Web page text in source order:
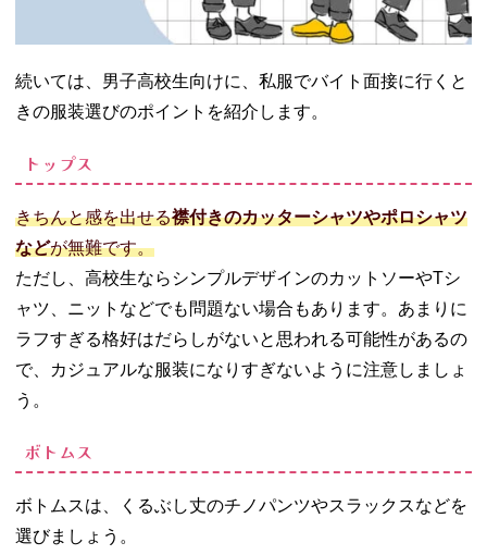
続いては、男子高校生向けに、私服でバイト面接に行くと
きの服装選びのポイントを紹介します。
トップス
きちんと感を出せる襟付きのカッターシャツやポロシャツ
などが無難です。
ただし、高校生ならシンプルデザインのカットソーやTシ
ャツ、ニットなどでも問題ない場合もあります。あまりに
ラフすぎる格好はだらしがないと思われる可能性があるの
で、カジュアルな服装になりすぎないように注意しましょ
う。
ボトムス
ボトムスは、くるぶし丈のチノパンツやスラックスなどを
選びましょう。